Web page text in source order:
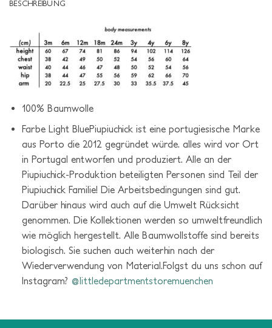
BESCHREIBUNG
100% Baumwolle
Farbe Light BluePiupiuchick ist eine portugiesische Marke
aus Porto die 2012 gegründet würde. alles wird vor Ort
in Portugal entworfen und produziert. Alle an der
Piupiuchick-Produktion beteiligten Personen sind Teil der
Piupiuchick Familie! Die Arbeitsbedingungen sind gut.
Darüber hinaus wird auch auf die Umwelt Rücksicht
genommen. Die Kollektionen werden so umweltfreundlich
wie möglich hergestellt. Alle Baumwollstoffe sind bereits
biologisch. Sie suchen auch weiterhin nach der
Wiederverwendung von Material.Folgst du uns schon auf
Instagram? @littledepartmentstoremuenchen